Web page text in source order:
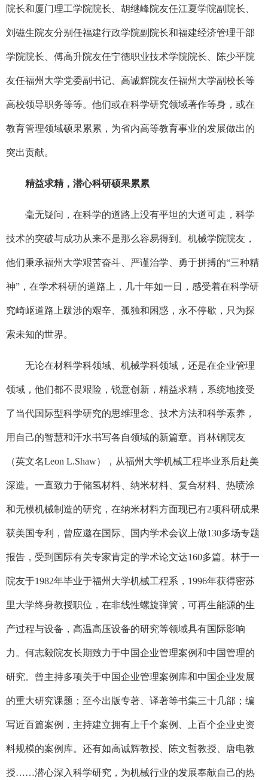
院长和厦门理工学院院长、胡继峰院友任江夏学院副院长、
刘磁生院友分别任福建行政学院副院长和福建经济管理干部
学院院长、傅高升院友任宁德职业技术学院院长、陈少平院
友任福州大学党委副书记、高诚辉院友任福州大学副校长等
高校领导职务等等。他们或在科学研究领域著作等身，或在
教育管理领域硕果累累，为省内高等教育事业的发展做出的
突出贡献。
精益求精，潜心科研硕果累累
毫无疑问，在科学的道路上没有平坦的大道可走，科学
技术的突破与成功从来不是那么容易得到。机械学院院友，
他们秉承福州大学艰苦奋斗、严谨治学、勇于拼搏的“三种精
神”，在学术科研的道路上，几十年如一日，感受着在科学研
究崎岖道路上跋涉的艰辛、孤独和困惑，永不停歇，只为探
索未知的世界。
无论在材料学科领域、机械学科领域，还是在企业管理
领域，他们都不畏艰险，锐意创新，精益求精，系统地接受
了当代国际型科学研究的思维理念、技术方法和科学素养，
用自己的智慧和汗水书写各自领域的新篇章。肖林钢院友
（英文名Leon L.Shaw），从福州大学机械工程毕业系后赴美
深造。一直致力于储氢材料、纳米材料、复合材料、热喷涂
和无模机械制造的研究，在纳米材料方面现已有2项科研成果
获美国专利，曾应邀在国际、国内学术会议上做130多场专题
报告，受到国际有关专家肯定的学术论文达160多篇。林于一
院友于1982年毕业于福州大学机械工程系，1996年获得密苏
里大学终身教授职位，在非线性螺旋弹簧，可再生能源的生
产过程与设备，高温高压设备的研究等领域具有国际影响
力。何志毅院友长期致力于中国企业管理案例和中国管理的
研究。曾主持多项关于中国企业管理案例库和中国企业发展
的重大研究课题；至今出版专著、译著等书集三十几部；编
写近百篇案例，主持建立拥有上千个案例、上百个企业史资
料规模的案例库。还有如高诚辉教授、陈文哲教授、唐电教
授……潜心深入科学研究，为机械行业的发展奉献自己的热